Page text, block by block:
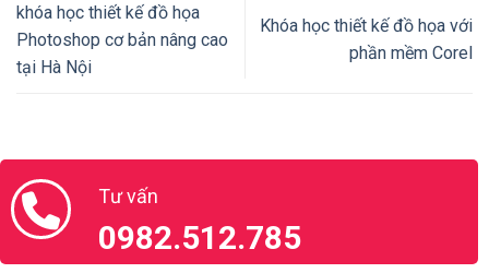
khóa học thiết kế đồ họa
Photoshop cơ bản nâng cao
tại Hà Nội
Khóa học thiết kế đồ họa với
phần mềm Corel
Tư vấn
0982.512.785